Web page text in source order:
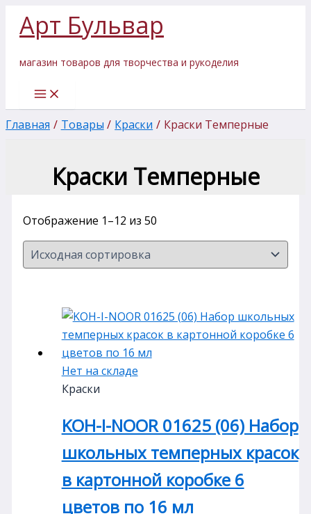
содержимому
Арт Бульвар
магазин товаров для творчества и рукоделия
Главная Товары Краски Краски Темперные
Краски Темперные
Отображение 1–12 из 50
Нет на складе
Краски
KOH-I-NOOR 01625 (06) Набор
школьных темперных красок
в картонной коробке 6
цветов по 16 мл